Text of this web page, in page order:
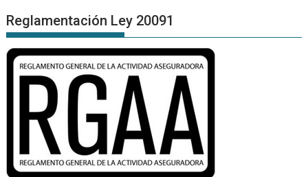
Reglamentación Ley 20091